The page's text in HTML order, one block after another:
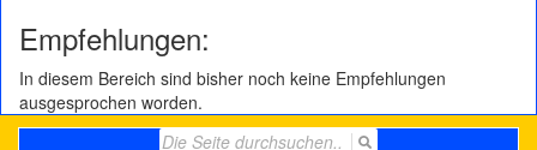
Empfehlungen:
In diesem Bereich sind bisher noch keine Empfehlungen
ausgesprochen worden.